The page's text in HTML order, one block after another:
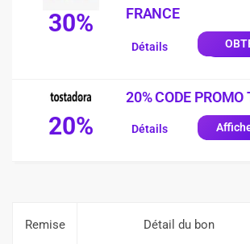
30%
FRANCE
Détails
20%
20% CODE PROMO
Détails
Remise Détail du bon